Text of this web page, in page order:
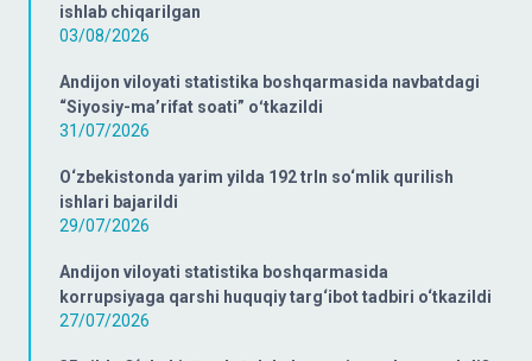
ishlab chiqarilgan
03/08/2026
Andijon viloyati statistika boshqarmasida navbatdagi
“Siyosiy-ma’rifat soati” oʻtkazildi
31/07/2026
O‘zbekistonda yarim yilda 192 trln so‘mlik qurilish
ishlari bajarildi
29/07/2026
Andijon viloyati statistika boshqarmasida
korrupsiyaga qarshi huquqiy targ‘ibot tadbiri o‘tkazildi
27/07/2026